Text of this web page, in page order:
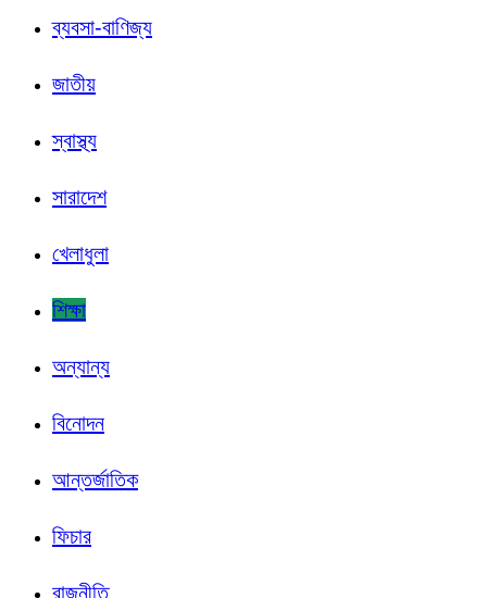
ব্যবসা-বাণিজ্য
জাতীয়
স্বাস্থ্য
সারাদেশ
খেলাধুলা
শিক্ষা
অন্যান্য
বিনোদন
আন্তর্জাতিক
ফিচার
রাজনীতি